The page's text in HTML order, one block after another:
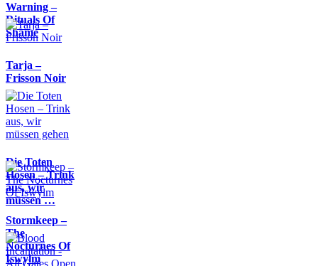
Warning –
Rituals Of
Shame
Tarja –
Frisson Noir
Die Toten
Hosen – Trink
aus, wir
müssen …
Stormkeep –
The
Nocturnes Of
Iswylm